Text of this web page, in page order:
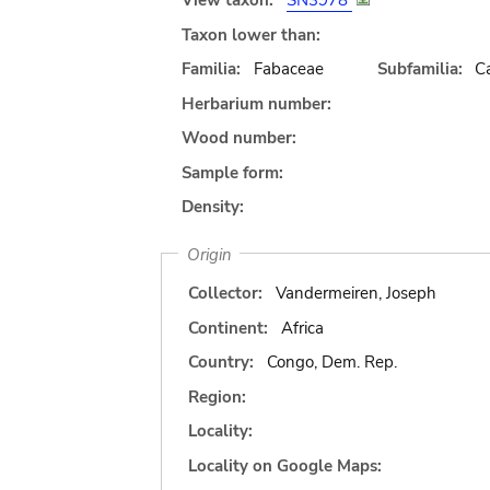
Taxon lower than:
Familia:
Fabaceae Subfamilia:
Herbarium number:
Wood number:
Sample form:
Density:
Origin
Collector:
Vandermeiren, Joseph
Continent:
Africa
Country:
Congo, Dem. Rep.
Region:
Locality:
Locality on Google Maps: